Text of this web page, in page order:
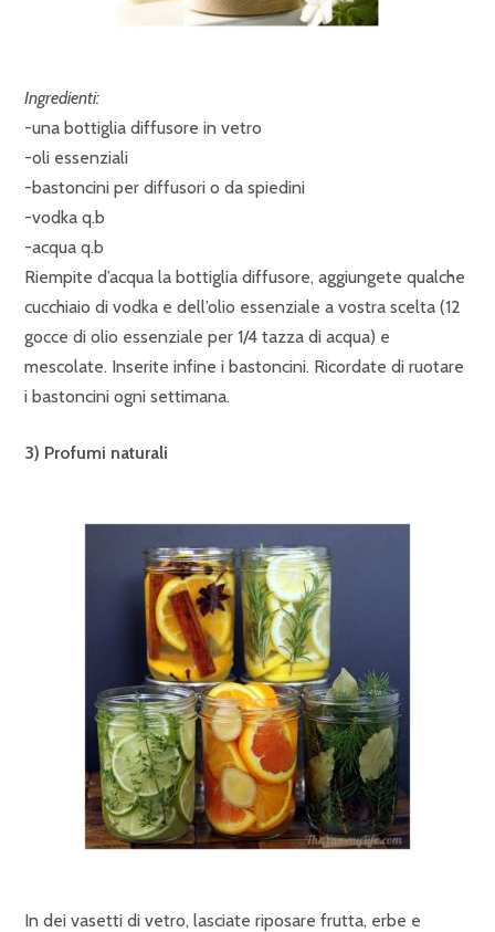
Ingredienti:
-una bottiglia diffusore in vetro
-oli essenziali
-bastoncini per diffusori o da spiedini
-vodka q.b
-acqua q.b
Riempite d’acqua la bottiglia diffusore, aggiungete qualche
cucchiaio di vodka e dell’olio essenziale a vostra scelta (12
gocce di olio essenziale per 1/4 tazza di acqua) e
mescolate. Inserite infine i bastoncini. Ricordate di ruotare
i bastoncini ogni settimana.
3) Profumi naturali
In dei vasetti di vetro, lasciate riposare frutta, erbe e